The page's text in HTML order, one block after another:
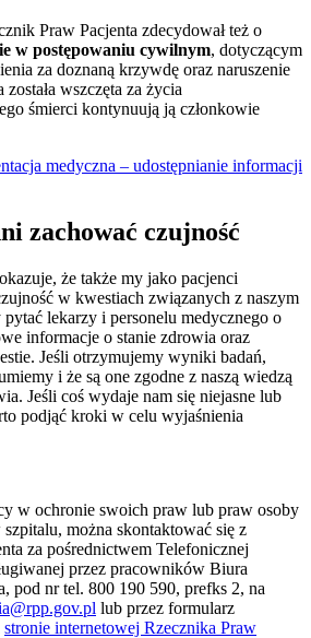
Praw Pacjenta zdecydował też o
w postępowaniu cywilnym, dotyczącym
za doznaną krzywdę oraz naruszenie
wszczęta za życia
śmierci kontynuują ją członkowie
medyczna – udostępnianie informacji
zachować czujność
że także my jako pacjenci
w kwestiach związanych z naszym
lekarzy i personelu medycznego o
informacje o stanie zdrowia oraz
Jeśli otrzymujemy wyniki badań,
i że są one zgodne z naszą wiedzą
Jeśli coś wydaje nam się niejasne lub
podjąć kroki w celu wyjaśnienia
w ochronie swoich praw lub praw osoby
można skontaktować się z
za pośrednictwem Telefonicznej
przez pracowników Biura
pod nr tel. 800 190 590, prefks 2, na
lub przez formularz
stronie internetowej Rzecznika Praw